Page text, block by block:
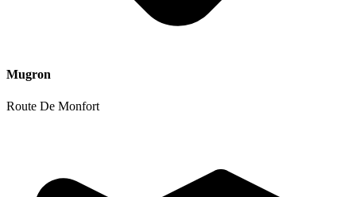
Mugron
Route De Monfort